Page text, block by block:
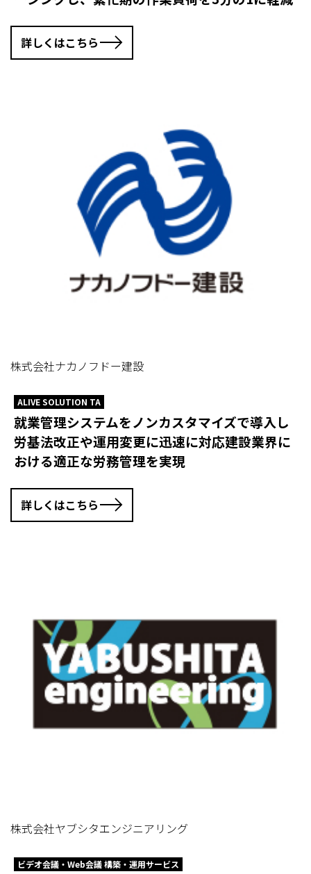
詳しくはこちら
株式会社ナカノフドー建設
ALIVE SOLUTION TA
就業管理システムをノンカスタマイズで導入し
労基法改正や運用変更に迅速に対応建設業界に
おける適正な労務管理を実現
詳しくはこちら
株式会社ヤブシタエンジニアリング
ビデオ会議・Web会議 構築・運用サービス